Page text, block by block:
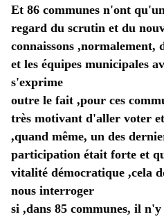
Et 86 communes n'ont
regard du scrutin et du
connaissons ,normalement,
et les équipes municipales
s'exprime
outre le fait ,pour ces
très motivant d'aller voter
,quand même, un des
participation était forte et
vitalité démocratique ,cela
nous interroger
si ,dans 85 communes, il